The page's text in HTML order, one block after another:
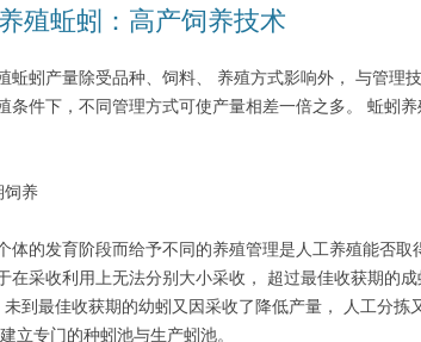
殖蚯蚓：高产饲养技术
蚯蚓产量除受品种、饲料、 养殖方式影响外， 与管理
条件下，不同管理方式可使产量相差一倍之多。 蚯蚓
饲养
体的发育阶段而给予不同的养殖管理是人工养殖能否取
在采收利用上无法分别大小采收， 超过最佳收获期的
到最佳收获期的幼蚓又因采收了降低产量， 人工分拣
立专门的种蚓池与生产蚓池。